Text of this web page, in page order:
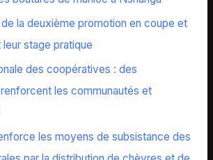
la deuxième promotion en coupe et
stage pratique
des coopératives : des
les communautés et
les moyens de subsistance des